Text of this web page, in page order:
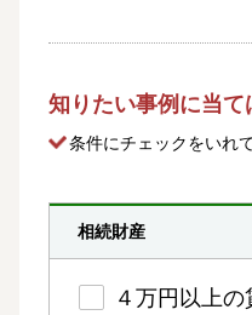
知りたい事例に当
条件にチェックをいれ
相続財産
４万円以上の